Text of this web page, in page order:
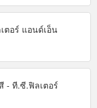
ตอร์ แอนด์เอ็น
- ที.ซี.ฟิลเตอร์